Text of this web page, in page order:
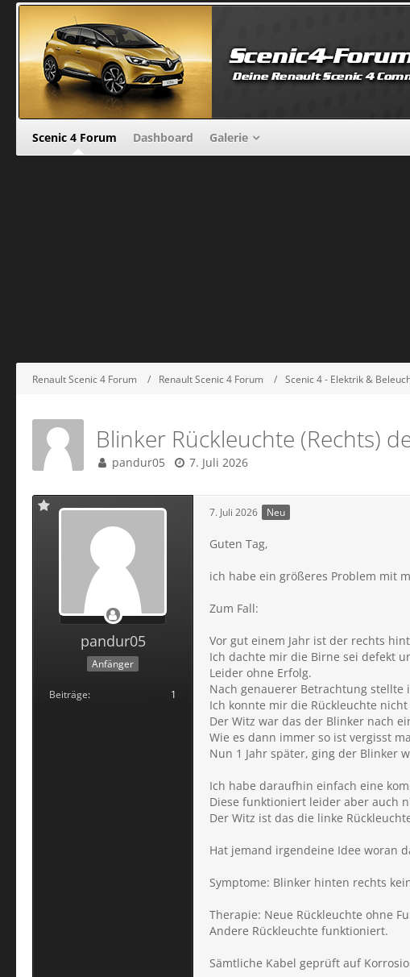
Scenic 4 Forum Dashboard Galerie
Renault Scenic 4 Forum Renault Scenic 4 Forum Scenic 4 - Elektrik &
Blinker Rückleuchte (Rechts)
pandur05 7. Juli 2026
pandur05
Anfänger
Beiträge 1
7. Juli 2026 Neu
Guten Tag,
ich habe ein größeres Problem mit
Zum Fall:
Vor gut einem Jahr ist der rechts
Ich dachte mir die Birne sei defekt
Leider ohne Erfolg.
Nach genauerer Betrachtung stellte
Ich konnte mir die Rückleuchte
Der Witz war das der Blinker nach
Wie es dann immer so ist vergisst
Nun 1 Jahr später, ging der Blinker
Ich habe daraufhin einfach eine
Diese funktioniert leider aber auch
Der Witz ist das die linke
Hat jemand irgendeine Idee woran
Symptome: Blinker hinten rechts
Therapie: Neue Rückleuchte ohne
Andere Rückleuchte funktioniert.
Sämtliche Kabel geprüft auf